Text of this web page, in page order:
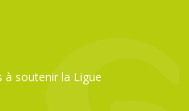
à soutenir la Ligue